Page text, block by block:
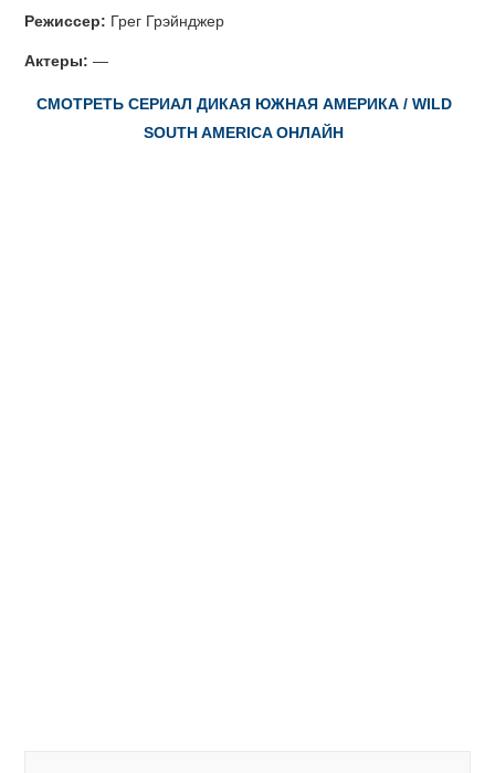
Режиссер: Грег Грэйнджер
Актеры: —
СМОТРЕТЬ СЕРИАЛ ДИКАЯ ЮЖНАЯ АМЕРИКА / WILD
SOUTH AMERICA ОНЛАЙН